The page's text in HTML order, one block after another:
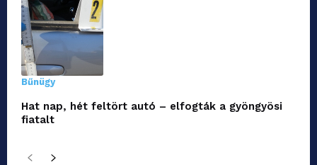
Bűnügy
Hat nap, hét feltört autó – elfogták a gyöngyösi
fiatalt